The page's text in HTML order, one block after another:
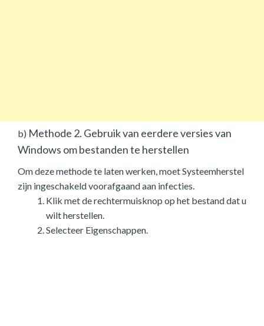
b) Methode 2. Gebruik van eerdere versies van
Windows om bestanden te herstellen
Om deze methode te laten werken, moet Systeemherstel
zijn ingeschakeld voorafgaand aan infecties.
Klik met de rechtermuisknop op het bestand dat u
wilt herstellen.
Selecteer Eigenschappen.